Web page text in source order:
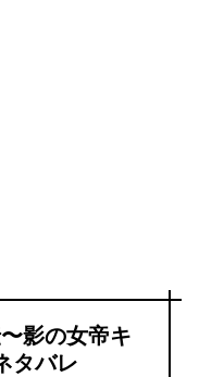
影の女帝キ
タバレ